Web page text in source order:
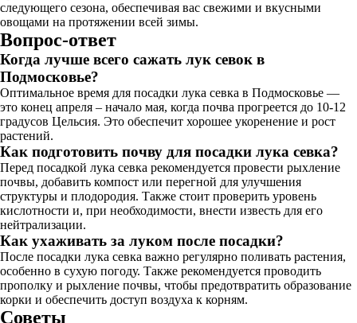
следующего сезона, обеспечивая вас свежими и вкусными
овощами на протяжении всей зимы.
Вопрос-ответ
Когда лучше всего сажать лук севок в
Подмосковье?
Оптимальное время для посадки лука севка в Подмосковье —
это конец апреля – начало мая, когда почва прогреется до 10-12
градусов Цельсия. Это обеспечит хорошее укоренение и рост
растений.
Как подготовить почву для посадки лука севка?
Перед посадкой лука севка рекомендуется провести рыхление
почвы, добавить компост или перегной для улучшения
структуры и плодородия. Также стоит проверить уровень
кислотности и, при необходимости, внести известь для его
нейтрализации.
Как ухаживать за луком после посадки?
После посадки лука севка важно регулярно поливать растения,
особенно в сухую погоду. Также рекомендуется проводить
прополку и рыхление почвы, чтобы предотвратить образование
корки и обеспечить доступ воздуха к корням.
Советы